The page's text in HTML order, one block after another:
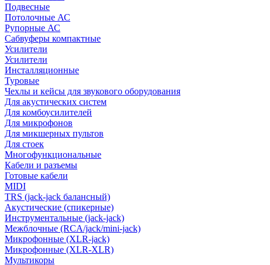
Подвесные
Потолочные АС
Рупорные АС
Сабвуферы компактные
Усилители
Усилители
Инсталляционные
Туровые
Чехлы и кейсы для звукового оборудования
Для акустических систем
Для комбоусилителей
Для микрофонов
Для микшерных пультов
Для стоек
Многофункциональные
Кабели и разъемы
Готовые кабели
MIDI
TRS (jack-jack балансный)
Акустические (спикерные)
Инструментальные (jack-jack)
Межблочные (RCA/jack/mini-jack)
Микрофонные (XLR-jack)
Микрофонные (XLR-XLR)
Мультикоры